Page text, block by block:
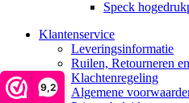
9,2
Speck
Klantenservice
Leveringsinformatie
Ruilen, Retourneren
Klachtenregeling
Algemene